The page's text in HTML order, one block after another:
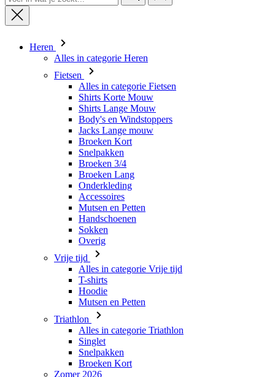
Alles in categorie Heren
Shirts Lange Mouw
Body's en Windstoppers
Jacks Lange mouw
Broeken Kort
Snelpakken
Broeken 3/4
Broeken Lang
Onderkleding
Accessoires
Mutsen en Petten
Handschoenen
Sokken
Overig
Vrije tijd
Alles in categorie Vrije tijd
T-shirts
Hoodie
Mutsen en Petten
Triathlon
Alles in categorie Triathlon
Singlet
Snelpakken
Broeken Kort
Zomer 2026
Team replica's
Speciale edities
Opruiming
Waardebonnen